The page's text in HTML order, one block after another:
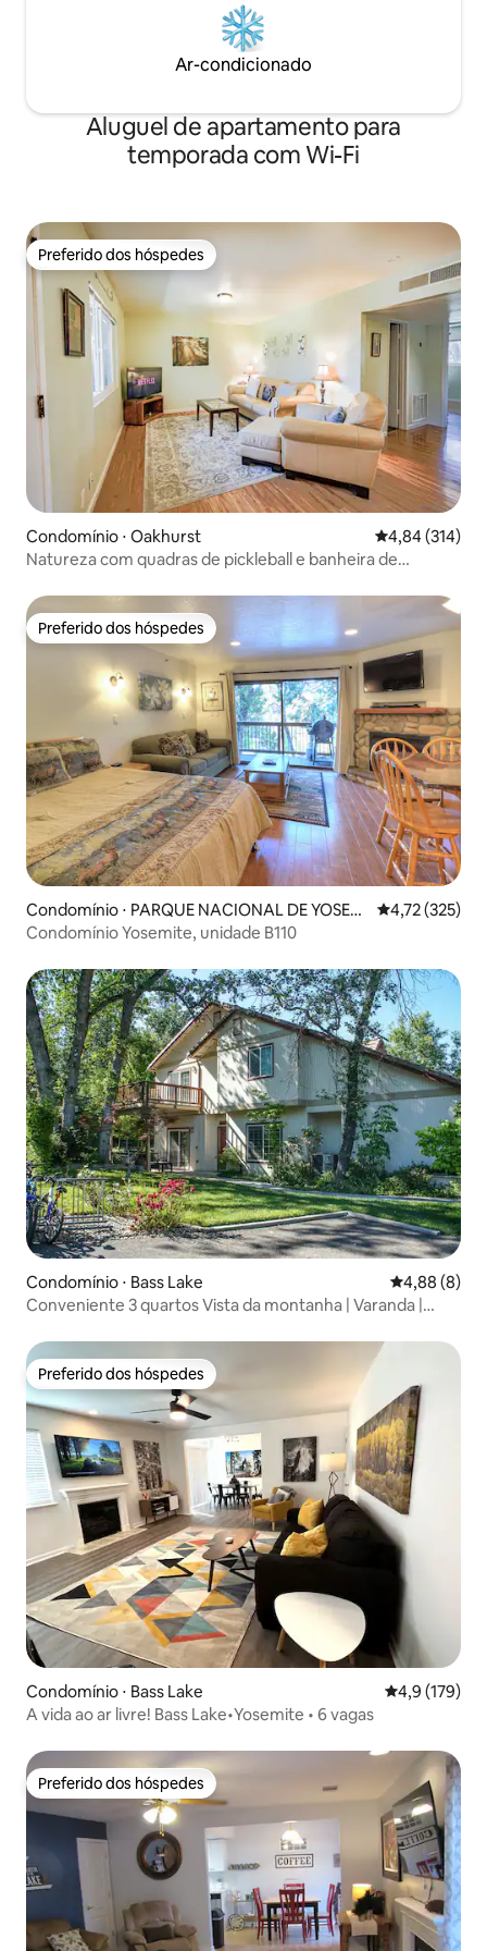
Ar-condicionado
Aluguel de apartamento para
temporada com Wi-Fi
Preferido dos hóspedes
Preferido dos hóspedes
Condomínio ⋅ Oakhurst 4,84 de uma
4,84 (314)
Natureza com quadras de pickleball e banheira de
Preferido dos hóspedes
Preferido dos hóspedes
Condomínio ⋅ PARQUE NACIONAL DE YOSEMI
TE
4,72 de uma
4,72 (325)
Condomínio Yosemite, unidade B110
Condomínio ⋅ Bass Lake 4,88 de uma
4,88 (8)
Conveniente 3 quartos Vista da montanha | Varanda |
Preferido dos hóspedes
Preferido dos hóspedes
Condomínio ⋅ Bass Lake 4,9 de uma
4,9 (179)
A vida ao ar livre! Bass Lake•Yosemite • 6 vagas
Preferido dos hóspedes
Preferido dos hóspedes